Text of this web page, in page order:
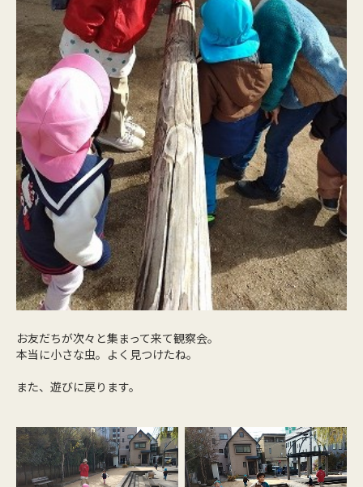
お友だちが次々と集まって来て観察会。
本当に小さな虫。よく見つけたね。
また、遊びに戻ります。